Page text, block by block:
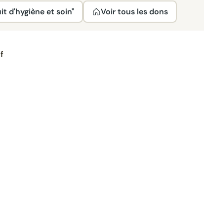
d'hygiène et soin"
Voir tous les dons